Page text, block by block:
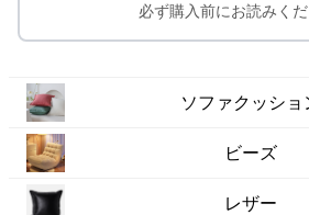
必ず購入前にお読みくだ
ソファクッショ
ビーズ
レザー